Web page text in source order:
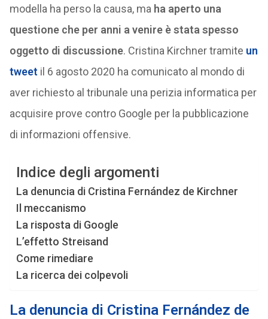
modella ha perso la causa, ma ha aperto una
questione che per anni a venire è stata spesso
oggetto di discussione. Cristina Kirchner tramite un
tweet il 6 agosto 2020 ha comunicato al mondo di
aver richiesto al tribunale una perizia informatica per
acquisire prove contro Google per la pubblicazione
di informazioni offensive.
Indice degli argomenti
La denuncia di Cristina Fernández de Kirchner
Il meccanismo
La risposta di Google
L’effetto Streisand
Come rimediare
La ricerca dei colpevoli
La denuncia di Cristina Fernández de